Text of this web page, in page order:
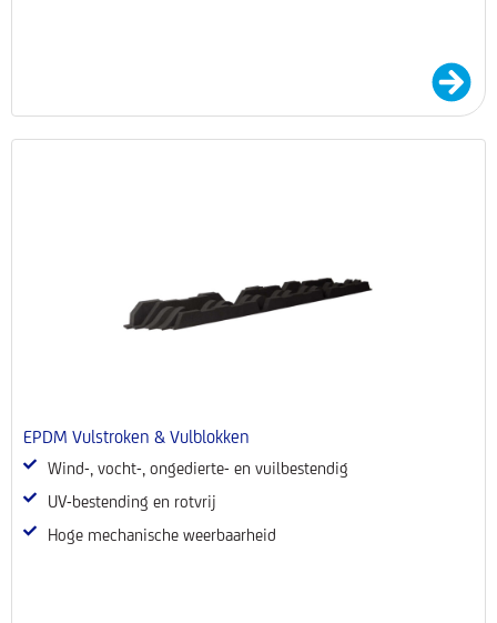
EPDM Vulstroken & Vulblokken
Wind-, vocht-, ongedierte- en vuilbestendig
UV-bestending en rotvrij
Hoge mechanische weerbaarheid